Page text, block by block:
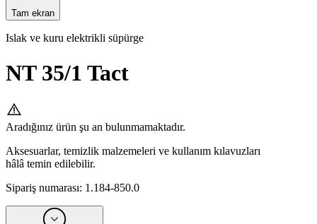
Tam ekran
Islak ve kuru elektrikli süpürge
NT 35/1 Tact
Aradığınız ürün şu an bulunmamaktadır.
Aksesuarlar, temizlik malzemeleri ve kullanım kılavuzları
hâlâ temin edilebilir.
Sipariş numarası: 1.184-850.0